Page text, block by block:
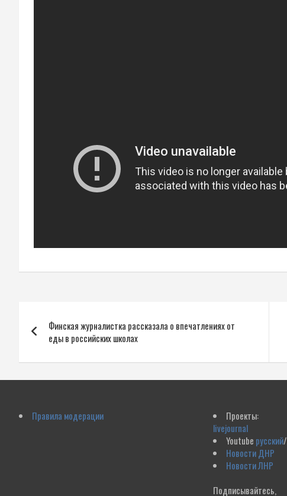
по
записям
Финская журналистка рассказала о впечатлениях от
еды в российских школах
Правила модерации
Проекты:
livejournal
Youtube русский/
Новости ДНР
Новости ЛНР
Подписывайтесь,